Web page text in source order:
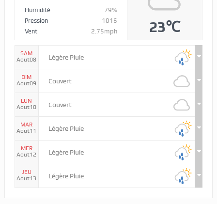
Humidité
79%
Pression
1016
Vent
2.75mph 23℃
SAM
Aout08
Légère Pluie
DIM
Aout09
Couvert
LUN
Aout10
Couvert
MAR
Aout11
Légère Pluie
MER
Aout12
Légère Pluie
JEU
Aout13
Légère Pluie